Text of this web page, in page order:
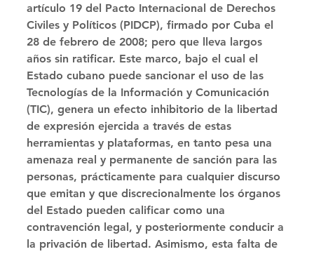
artículo 19 del Pacto Internacional de Derechos
Civiles y Políticos (PIDCP), firmado por Cuba el
28 de febrero de 2008; pero que lleva largos
años sin ratificar. Este marco, bajo el cual el
Estado cubano puede sancionar el uso de las
Tecnologías de la Información y Comunicación
(TIC), genera un efecto inhibitorio de la libertad
de expresión ejercida a través de estas
herramientas y plataformas, en tanto pesa una
amenaza real y permanente de sanción para las
personas, prácticamente para cualquier discurso
que emitan y que discrecionalmente los órganos
del Estado pueden calificar como una
contravención legal, y posteriormente conducir a
la privación de libertad. Asimismo, esta falta de